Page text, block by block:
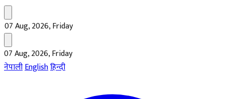
07 Aug, 2026, Friday
07 Aug, 2026, Friday
नेपालीEnglishहिन्दी